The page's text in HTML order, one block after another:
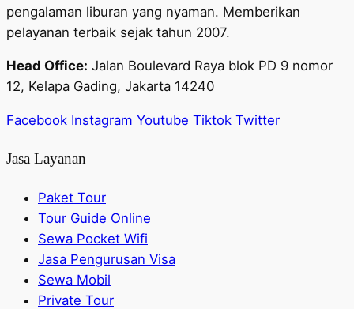
pengalaman liburan yang nyaman. Memberikan
pelayanan terbaik sejak tahun 2007.
Head Office: Jalan Boulevard Raya blok PD 9 nomor
12, Kelapa Gading, Jakarta 14240
Facebook Instagram Youtube Tiktok Twitter
Jasa Layanan
Paket Tour
Tour Guide Online
Sewa Pocket Wifi
Jasa Pengurusan Visa
Sewa Mobil
Private Tour